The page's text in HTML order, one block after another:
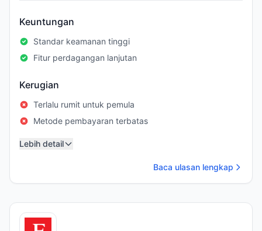
Keuntungan
Standar keamanan tinggi
Fitur perdagangan lanjutan
Kerugian
Terlalu rumit untuk pemula
Metode pembayaran terbatas
Lebih detail
Baca ulasan lengkap